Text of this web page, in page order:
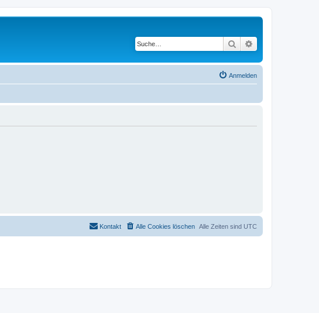
Suche
Anmelden
Alle Zeiten sind UTC
Alle Cookies löschen
Kontakt